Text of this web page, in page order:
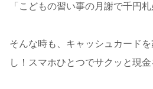
「こどもの習い事の月謝で千円
そんな時も、キャッシュカード
し！スマホひとつでサクッと現金